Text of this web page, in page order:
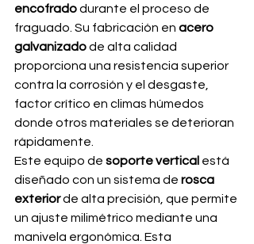
encofrado durante el proceso de
fraguado. Su fabricación en acero
galvanizado de alta calidad
proporciona una resistencia superior
contra la corrosión y el desgaste,
factor crítico en climas húmedos
donde otros materiales se deterioran
rápidamente.
Este equipo de soporte vertical está
diseñado con un sistema de rosca
exterior de alta precisión, que permite
un ajuste milimétrico mediante una
manivela ergonómica. Esta